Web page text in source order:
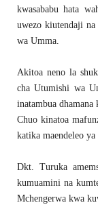
kwasababu hata
uwezo kiutendaji
wa Umma.
Akitoa neno la
cha Utumishi wa
inatambua
Chuo kinatoa
katika maendeleo ya
Dkt. Turuka
kumuamini na
Mchengerwa kwa